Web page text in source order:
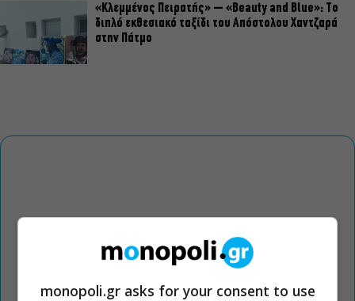
«Κλεμμένος Πειρατής» – «Beauty and Blue»: Το
διπλό εκθεσιακό ταξίδι του Απόστολου Χαντζαρά
στην Πάτμο
monopoli.gr asks for your consent to use